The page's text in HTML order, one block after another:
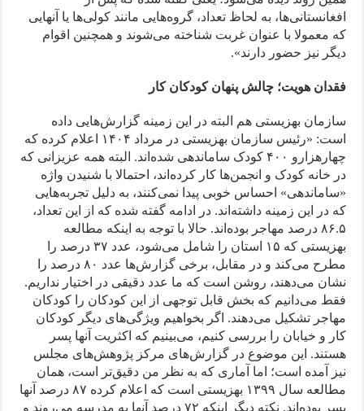
افغانستانی‌ها، به لحاظ تعداد، گروه‌هایی مانند کولی‌ها یا آنهایی
که معمولا با عنوان غربت شناخته می‌شوند و همچنین اقوام
دیگر نیز حضور دارند».
فقدان هویت؛ چالش پنهان کودکان کار
سازمان بهزیستی هم البته در این زمینه گزارش‌هایی داده
است: «رئیس سازمان بهزیستی در مرداد ۱۴۰۴ اعلام کرده که
چهارهزارو ‌۴۰۰ کودک ساماندهی شده‌اند. البته همه عزیزانی که
در خانه کودک و انجمن‌ها کار کرده‌اند، احتمالا با شنیدن واژه
«ساماندهی» احساس خوبی پیدا نمی‌کنند، به دلیل تجربه‌هایی
که در این زمینه داشته‌اند. در ادامه گفته شده که از این تعداد،
۸۶.۵ درصد مهاجر بوده‌اند. حالا با توجه به اینکه مطالعه
بهزیستی که ۱۵ استان را شامل می‌شود، عدد ۳۷ درصد را
مطرح می‌کند و در مقابل، برخی گزارش‌ها عدد ۸۰ درصد را
نشان می‌دهند، روشن است که ما عدد دقیقی در اختیار نداریم.
فقط می‌دانیم که بخش قابل توجهی از این کودکان را کودکان
مهاجر تشکیل می‌دهند. اگر بخواهیم ویژگی‌های دیگر کودکان
کار و خیابان را بررسی کنیم، می‌بینیم که اکثریت آنها پسر
هستند. این موضوع در گزارش‌های مرکز پژوهش‌های مجلس
نیز آمده است؛ اما آماری که به نظر من دقیق‌تر است، همان
مطالعه سال ۱۳۹۹ بهزیستی است که اعلام کرده ۸۷ درصد آنها
پسر بوده‌اند. نکته دیگر اینکه ۷۲ درصد آنها به مدرسه می‌روند و